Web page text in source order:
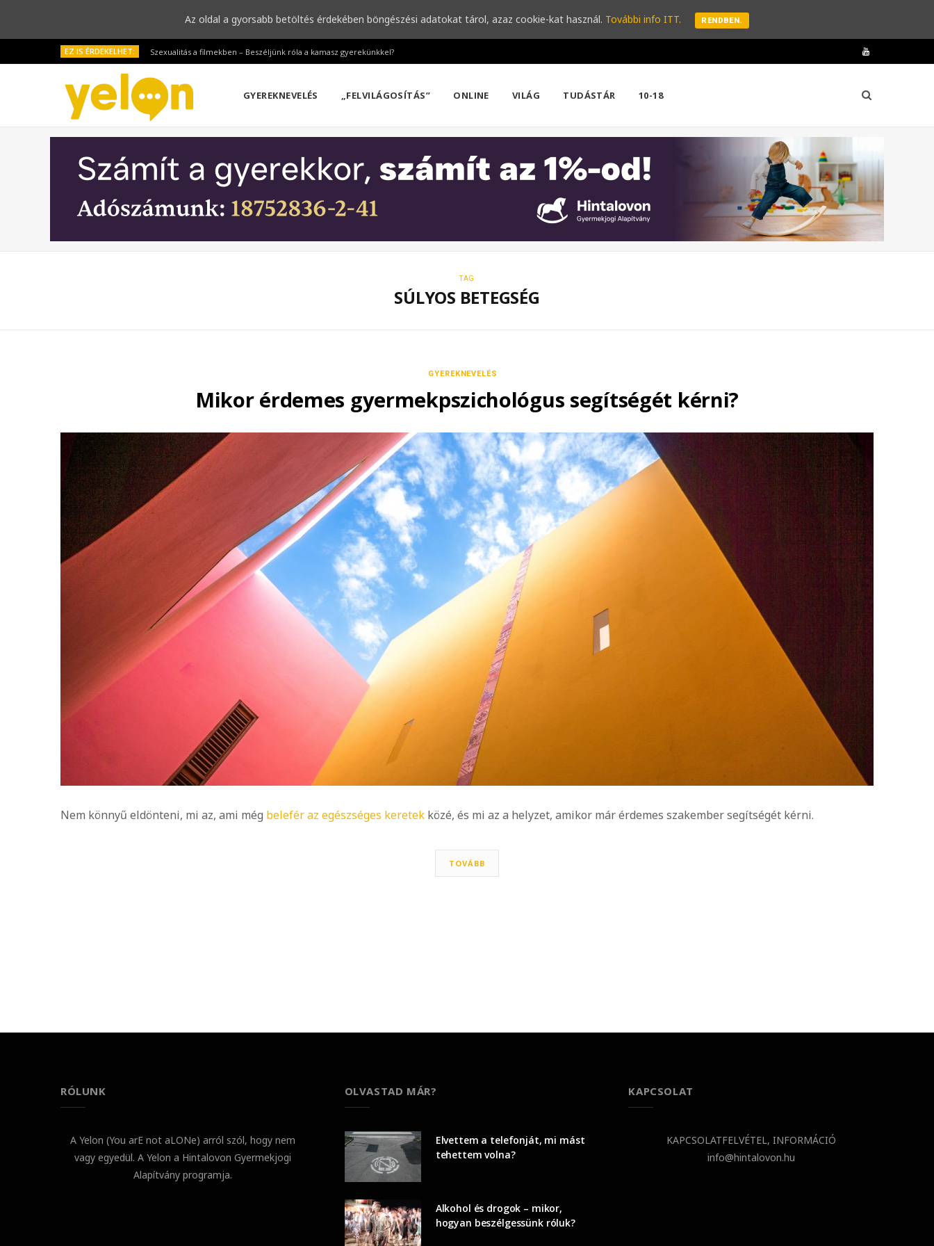
EZ IS ÉRDEKELHET: Szexualitás a filmekben – Beszéljünk róla a kamasz gyerekünkkel? Y
u
T
b
e
GYEREKNEVELÉS „FELVILÁGOSÍTÁS” ONLINE VILÁG TUDÁSTÁR 10-18
TAG
SÚLYOS BETEGSÉG
GYEREKNEVELÉS
Mikor érdemes gyermekpszichológus segítségét kérni?
Nem könnyű eldönteni, mi az, ami még belefér az egészséges keretek közé, és mi az a helyzet, amikor már érdemes szakember segítségét kérni.
TOVÁBB
RÓLUNK
A Yelon (You arE not aLONe) arról szól, hogy nem
vagy egyedül. A Yelon a Hintalovon Gyermekjogi
Alapítvány programja.
OLVASTAD MÁR?
Elvettem a telefonját, mi mást
tehettem volna?
Alkohol és drogok – mikor,
hogyan beszélgessünk róluk?
KAPCSOLAT
KAPCSOLATFELVÉTEL, INFORMÁCIÓ
info@hintalovon.hu
Az oldal a gyorsabb betöltés érdekében böngészési adatokat tárol, azaz cookie-kat használ. További info ITT. RENDBEN.